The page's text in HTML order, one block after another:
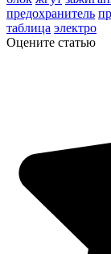
предохранитель
таблица электро
Оцените статью